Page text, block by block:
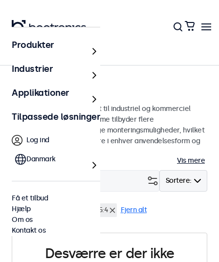
Skærme
9-tommer skærme
9 tommer skærme designet til industriel og kommerciel
brug. Vores 9-tommer skærme tilbyder flere
billedforbindelser og alsidige monteringsmuligheder, hvilket
gør dem nemme at integrere i enhver anvendelsesform og
Vis mere
Sortere:
Filter (0)
9 tommer skaerme 4:3 / 5:4 Fjern alt
Desværre er der ikke
Produkter
Industrier
Applikationer
Tilpassede løsninger
Log ind
Danmark
Få et tilbud
Hjælp
Om os
Kontakt os